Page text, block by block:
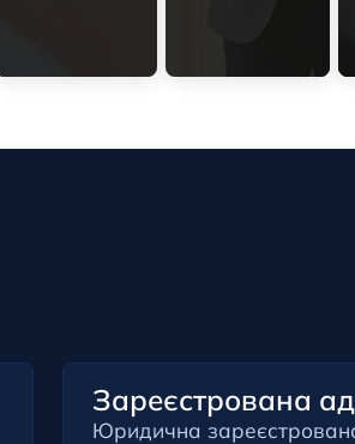
Зареєстрована
Юридична